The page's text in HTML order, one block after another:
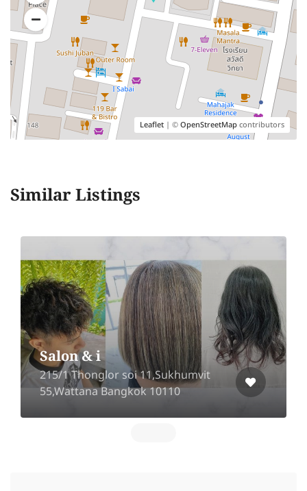
Leaflet | ©OpenStreetMapcontributors
Similar Listings
Salon & i
215/1 Thonglor soi 11,Sukhumvit
55,Wattana Bangkok 10110